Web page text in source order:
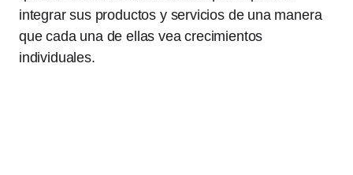
integrar sus productos y servicios de una manera
que cada una de ellas vea crecimientos
individuales.